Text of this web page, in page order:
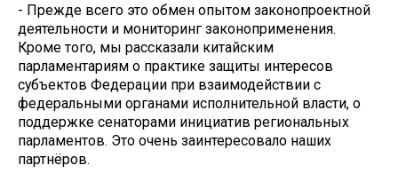
- Прежде всего это обмен опытом законопроектной
деятельности и мониторинг законоприменения.
Кроме того, мы рассказали китайским
парламентариям о практике защиты интересов
субъектов Федерации при взаимодействии с
федеральными органами исполнительной власти, о
поддержке сенаторами инициатив региональных
парламентов. Это очень заинтересовало наших
партнёров.